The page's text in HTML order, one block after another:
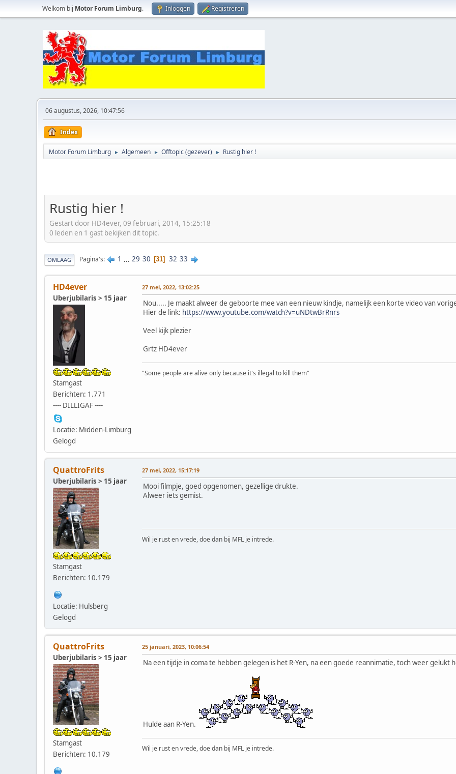
Welkom bij Motor Forum Limburg. Inloggen Registreren
06 augustus, 2026, 10:47:56
Index
Motor Forum Limburg ► Algemeen ► Offtopic (gezever) ► Rustig hier !
Rustig hier !
Gestart door HD4ever, 09 februari, 2014, 15:25:18
0 leden en 1 gast bekijken dit topic.
OMLAAG Pagina's 1 ... 29 30 31 32 33
HD4ever
Uberjubilaris > 15 jaar
Stamgast
Berichten: 1.771
---- DILLIGAF ----
Locatie: Midden-Limburg
Gelogd
27 mei, 2022, 13:02:25
Nou..... Je maakt alweer de geboorte mee van een nieuw kindje, namelijk een korte video van
Hier de link: https://www.youtube.com/watch?v=uNDtwBrRnrs
Veel kijk plezier
Grtz HD4ever
"Some people are alive only because it's illegal to kill them"
QuattroFrits
Uberjubilaris > 15 jaar
Stamgast
Berichten: 10.179
Locatie: Hulsberg
Gelogd
27 mei, 2022, 15:17:19
Mooi filmpje, goed opgenomen, gezellige drukte.
Alweer iets gemist.
Wil je rust en vrede, doe dan bij MFL je intrede.
QuattroFrits
Uberjubilaris > 15 jaar
Stamgast
Berichten: 10.179
25 januari, 2023, 10:06:54
Na een tijdje in coma te hebben gelegen is het R-Yen, na een goede reannimatie, toch weer gelukt
Hulde aan R-Yen.
Wil je rust en vrede, doe dan bij MFL je intrede.